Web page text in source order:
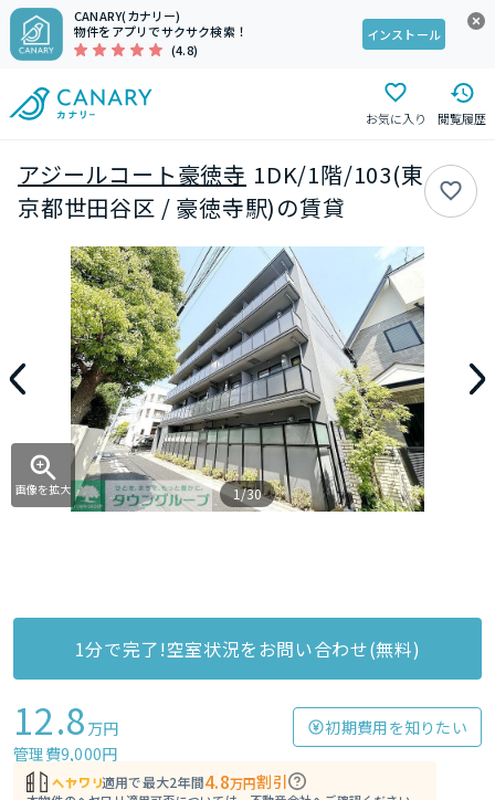
CANARY(カナリー)
物件をアプリでサクサク検索！
(4.8)
インストール
お気に入り 閲覧履歴
アジールコート豪徳寺 1DK/1階/103(東
京都世田谷区 / 豪徳寺駅)の賃貸
画像を拡大 1/30
1分で完了!空室状況をお問い合わせ(無料)
12.8 万円
管理費9,000円
初期費用を知りたい
適用で最大2年間4.8万円割引